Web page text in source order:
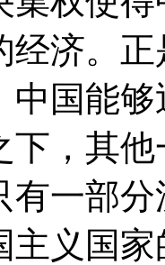
经济。
中国能
下，其
有一部
主义国